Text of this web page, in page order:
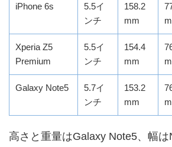
iPhone 6s
5.5イ
ンチ
158.2
mm
Xperia Z5
Premium
5.5イ
ンチ
154.4
mm
Galaxy Note5
5.7イ
ンチ
153.2
mm
高さと重量はGalaxy Note5、幅は